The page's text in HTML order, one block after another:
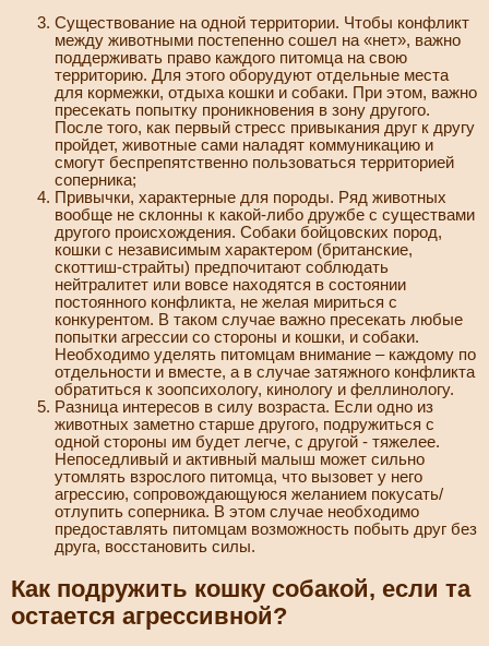
Существование на одной территории. Чтобы конфликт
между животными постепенно сошел на «нет», важно
поддерживать право каждого питомца на свою
территорию. Для этого оборудуют отдельные места
для кормежки, отдыха кошки и собаки. При этом, важно
пресекать попытку проникновения в зону другого.
После того, как первый стресс привыкания друг к другу
пройдет, животные сами наладят коммуникацию и
смогут беспрепятственно пользоваться территорией
соперника;
Привычки, характерные для породы. Ряд животных
вообще не склонны к какой-либо дружбе с существами
другого происхождения. Собаки бойцовских пород,
кошки с независимым характером (британские,
скоттиш-страйты) предпочитают соблюдать
нейтралитет или вовсе находятся в состоянии
постоянного конфликта, не желая мириться с
конкурентом. В таком случае важно пресекать любые
попытки агрессии со стороны и кошки, и собаки.
Необходимо уделять питомцам внимание – каждому по
отдельности и вместе, а в случае затяжного конфликта
обратиться к зоопсихологу, кинологу и феллинологу.
Разница интересов в силу возраста. Если одно из
животных заметно старше другого, подружиться с
одной стороны им будет легче, с другой - тяжелее.
Непоседливый и активный малыш может сильно
утомлять взрослого питомца, что вызовет у него
агрессию, сопровождающуюся желанием покусать/
отлупить соперника. В этом случае необходимо
предоставлять питомцам возможность побыть друг без
друга, восстановить силы.
Как подружить кошку собакой, если та
остается агрессивной?